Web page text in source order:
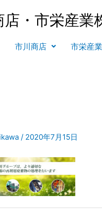
・市栄産業
市川商店 市栄産業
/ 2020年7月15日